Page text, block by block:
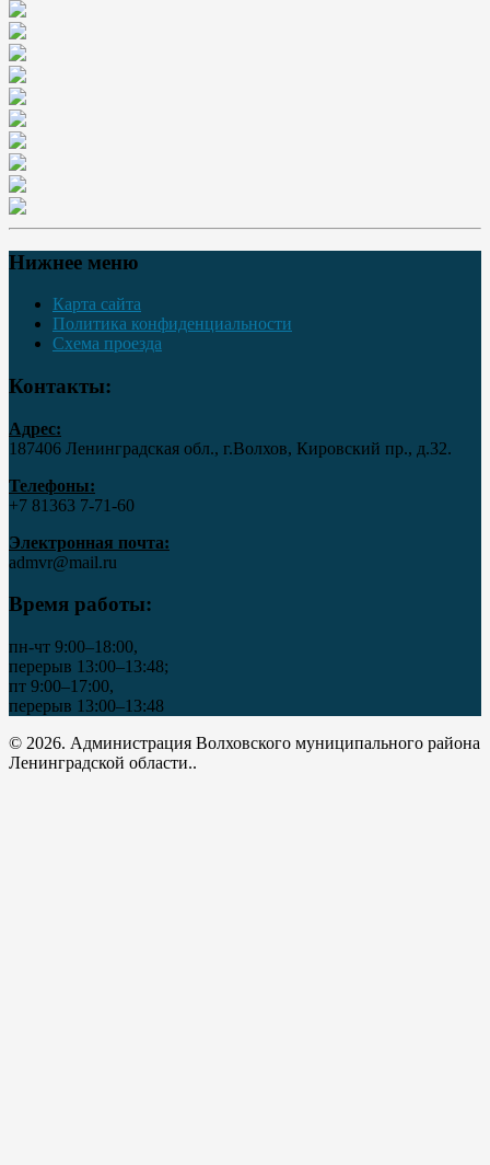
Нижнее меню
Карта сайта
Политика конфиденциальности
Схема проезда
Контакты:
Адрес:
187406 Ленинградская обл., г.Волхов, Кировский пр., д.32.
Телефоны:
+7 81363 7‑71-60
Электронная почта:
admvr@mail.ru
Время работы:
пн-чт 9:00–18:00,
перерыв 13:00–13:48;
пт 9:00–17:00,
перерыв 13:00–13:48
© 2026. Администрация Волховского муниципального района
Ленинградской области..